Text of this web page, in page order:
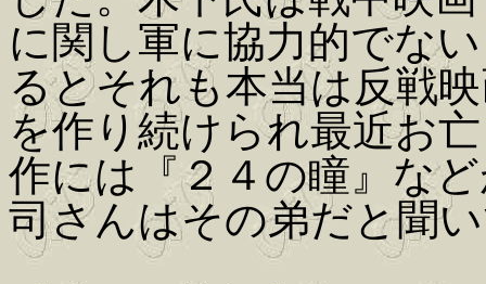
に関し軍に協力的でな
るとそれも本当は反戦
を作り続けられ最近お
作には『２４の瞳』な
司さんはその弟だと聞